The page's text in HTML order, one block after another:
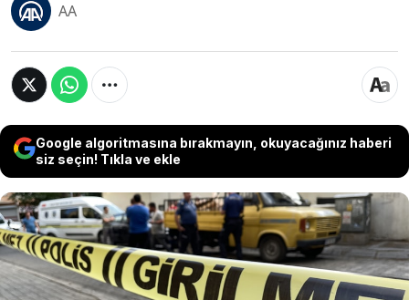
AA
Google algoritmasına bırakmayın, okuyacağınız haberi
siz seçin! Tıkla ve ekle
Sivas'ta tartıştığı 17 yaşındaki oğlu